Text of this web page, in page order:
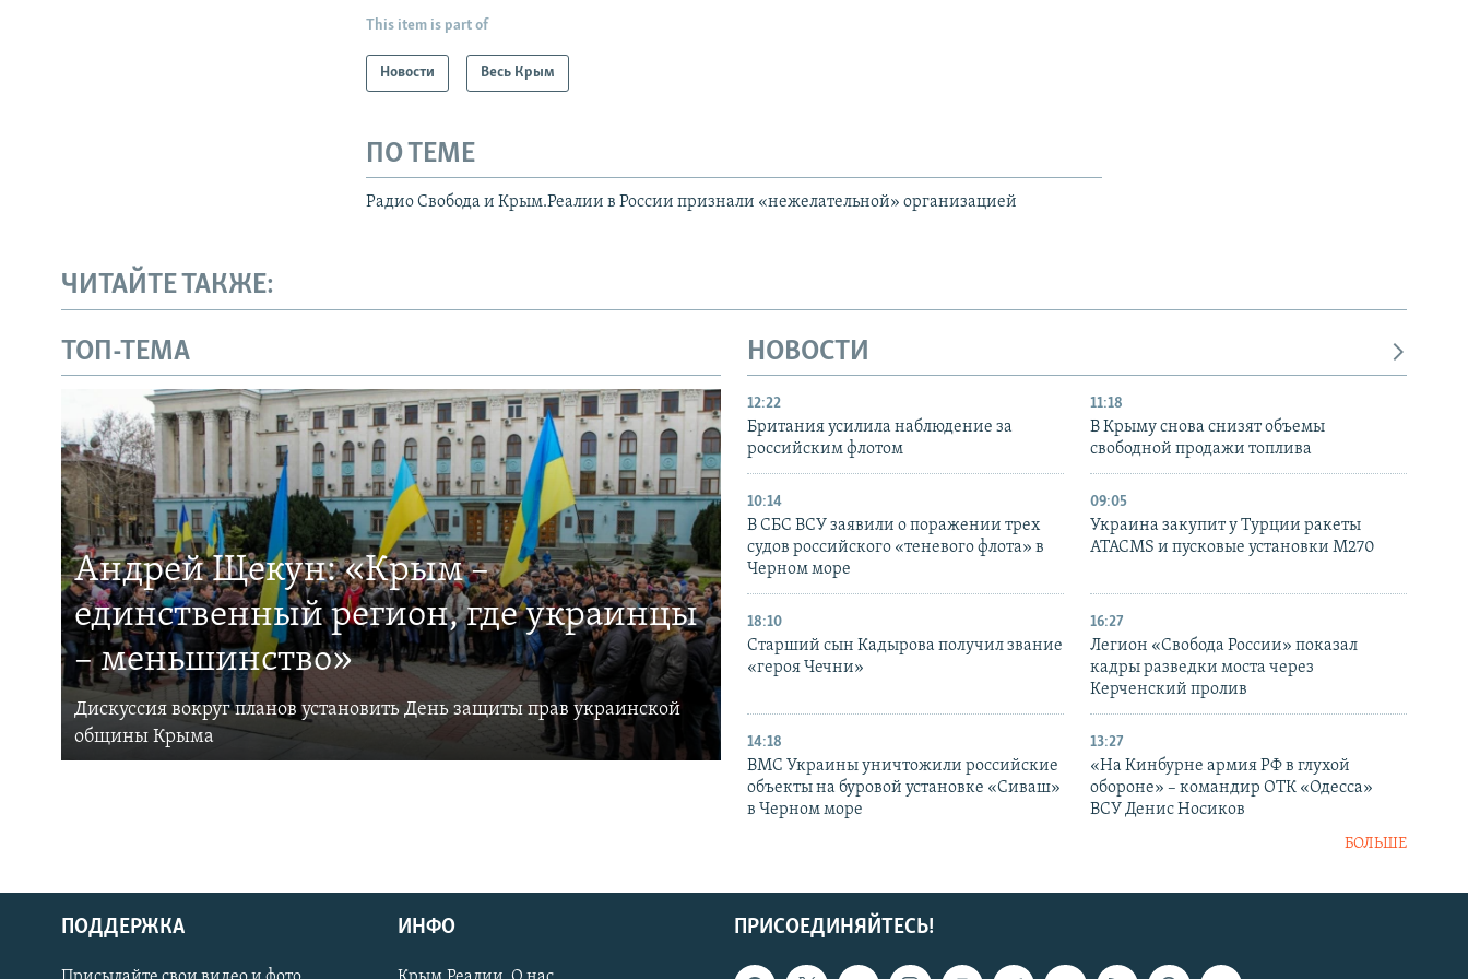
Українською
This item is part of
Новости Весь Крым
ПО ТЕМЕ
Радио Свобода и Крым.Реалии в России признали «нежелательной» организацией
ЧИТАЙТЕ ТАКЖЕ:
ТОП-ТЕМА
Андрей Щекун: «Крым –
единственный регион, где украинцы
– меньшинство»
Дискуссия вокруг планов установить День защиты прав украинской
общины Крыма
НОВОСТИ
12:22
Британия усилила наблюдение за
российским флотом
11:18
В Крыму снова снизят объемы
свободной продажи топлива
10:14
В СБС ВСУ заявили о поражении трех
судов российского «теневого флота» в
Черном море
09:05
Украина закупит у Турции ракеты
ATACMS и пусковые установки M270
18:10
Старший сын Кадырова получил звание
«героя Чечни»
16:27
Легион «Свобода России» показал
кадры разведки моста через
Керченский пролив
14:18
ВМС Украины уничтожили российские
объекты на буровой установке «Сиваш»
в Черном море
13:27
«На Кинбурне армия РФ в глухой
обороне» – командир ОТК «Одесса»
ВСУ Денис Носиков
БОЛЬШЕ
ПРИСОЕДИНЯЙТЕСЬ!
ПОДДЕРЖКА ИНФО